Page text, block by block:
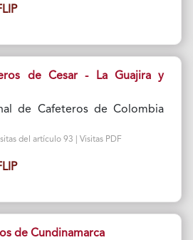
de Cesar - La Guajira y
de Cafeteros de Colombia
del artículo 93 | Visitas PDF
de Cundinamarca